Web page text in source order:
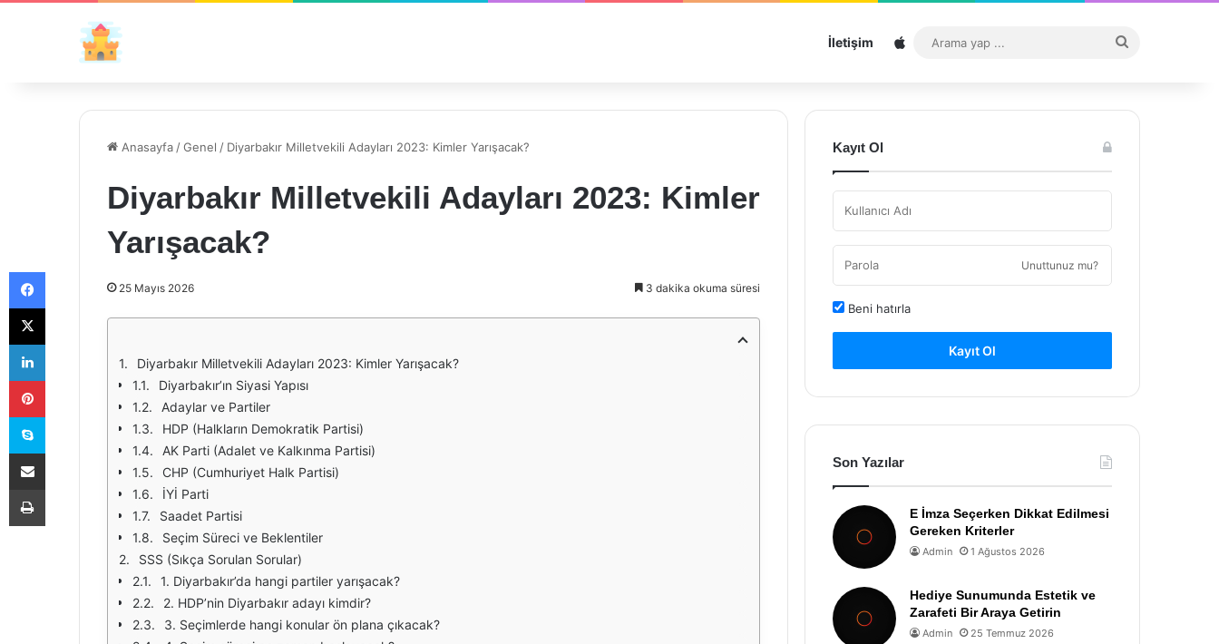
İletişim Sitemap
...
Anasayfa /Genel / Diyarbakır Milletvekili Adayları 2023: Kimler Yarışacak?
Diyarbakır Milletvekili Adayları 2023: Kimler
Yarışacak?
25 Mayıs 2026 3 dakika okuma süresi
Diyarbakır Milletvekili Adayları 2023: Kimler Yarışacak?
Diyarbakır’ın Siyasi Yapısı
Adaylar ve Partiler
HDP (Halkların Demokratik Partisi)
AK Parti (Adalet ve Kalkınma Partisi)
CHP (Cumhuriyet Halk Partisi)
İYİ Parti
Saadet Partisi
Seçim Süreci ve Beklentiler
SSS (Sıkça Sorulan Sorular)
1. Diyarbakır’da hangi partiler yarışacak?
2. HDP’nin Diyarbakır adayı kimdir?
3. Seçimlerde hangi konular ön plana çıkacak?
Kayıt Ol
Unuttunuz mu?
Beni hatırla
Kayıt Ol
Son Yazılar
E İmza Seçerken Dikkat Edilmesi
Gereken Kriterler
Admin 1 Ağustos 2026
Hediye Sunumunda Estetik ve
Zarafeti Bir Araya Getirin
Admin 25 Temmuz 2026
Facebook
X
LinkedIn
Pinterest
Skype
E-Posta ile paylaş